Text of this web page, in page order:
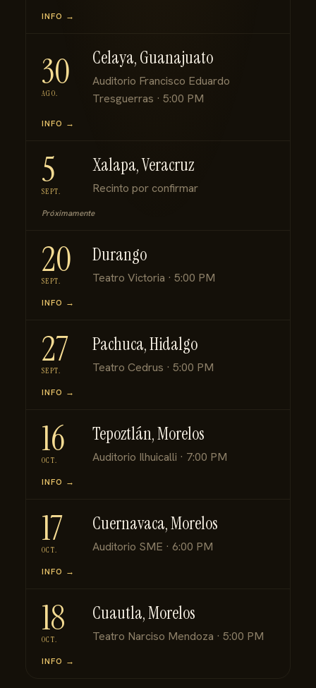
INFO →
30
AGO.
Celaya, Guanajuato
Auditorio Francisco Eduardo
Tresguerras · 5:00 PM
INFO →
5
SEPT.
Xalapa, Veracruz
Recinto por confirmar
Próximamente
20
SEPT.
Durango
Teatro Victoria · 5:00 PM
INFO →
27
SEPT.
Pachuca, Hidalgo
Teatro Cedrus · 5:00 PM
INFO →
16
OCT.
Tepoztlán, Morelos
Auditorio Ilhuicalli · 7:00 PM
INFO →
17
OCT.
Cuernavaca, Morelos
Auditorio SME · 6:00 PM
INFO →
18
OCT.
Cuautla, Morelos
Teatro Narciso Mendoza · 5:00 PM
INFO →